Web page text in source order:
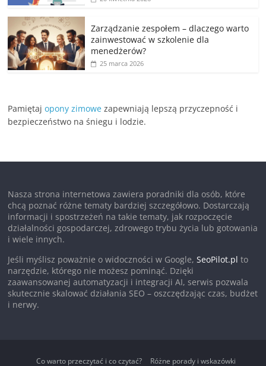
Zarządzanie zespołem – dlaczego warto
zainwestować w szkolenie dla
menedżerów?
25 marca 2026
Pamiętajopony zimowe zapewniają lepszą przyczepność i
bezpieczeństwo na śniegu i lodzie.
Nasza strona internetowa zawiera poradniki dla osób, które
chcą poznać różne tematy bardziej szczegółowo. Dostarczają
informacji i spostrzeżeń na takie tematy, jak rozpoczęcie
działalności gospodarczej, zdrowego trybu życia lub gotowania
i wiele innych.
Jeśli myślisz poważnie o widoczności w Google,SeoPilot.pl to
narzędzie, którego nie możesz pominąć. Dzięki
zaawansowanej automatyzacji i integracji AI, serwis pozwala
skutecznie skalować działania SEO – oszczędzając czas, budżet
i nerwy.
Co warto przeczytać i co czytać? Różne porady i wskazówki